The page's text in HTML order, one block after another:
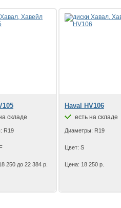
складе
R19
250 до 22 384 р.
Haval HV106
есть на складе
Диаметры: R19
Цвет: S
Цена: 18 250 р.